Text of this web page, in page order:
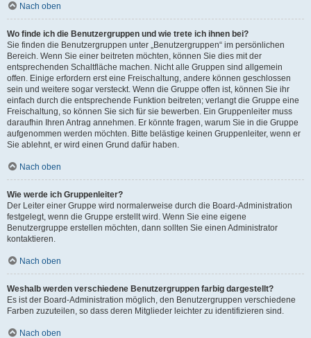
Nach oben
Wo finde ich die Benutzergruppen und wie trete ich ihnen bei?
Sie finden die Benutzergruppen unter „Benutzergruppen“ im persönlichen
Bereich. Wenn Sie einer beitreten möchten, können Sie dies mit der
entsprechenden Schaltfläche machen. Nicht alle Gruppen sind allgemein
offen. Einige erfordern erst eine Freischaltung, andere können geschlossen
sein und weitere sogar versteckt. Wenn die Gruppe offen ist, können Sie ihr
einfach durch die entsprechende Funktion beitreten; verlangt die Gruppe eine
Freischaltung, so können Sie sich für sie bewerben. Ein Gruppenleiter muss
daraufhin Ihren Antrag annehmen. Er könnte fragen, warum Sie in die Gruppe
aufgenommen werden möchten. Bitte belästige keinen Gruppenleiter, wenn er
Sie ablehnt, er wird einen Grund dafür haben.
Nach oben
Wie werde ich Gruppenleiter?
Der Leiter einer Gruppe wird normalerweise durch die Board-Administration
festgelegt, wenn die Gruppe erstellt wird. Wenn Sie eine eigene
Benutzergruppe erstellen möchten, dann sollten Sie einen Administrator
kontaktieren.
Nach oben
Weshalb werden verschiedene Benutzergruppen farbig dargestellt?
Es ist der Board-Administration möglich, den Benutzergruppen verschiedene
Farben zuzuteilen, so dass deren Mitglieder leichter zu identifizieren sind.
Nach oben